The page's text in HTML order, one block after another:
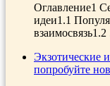
Оглавление1
идеи1.1
взаимосвязь1.2
Экзотические
попробуйте